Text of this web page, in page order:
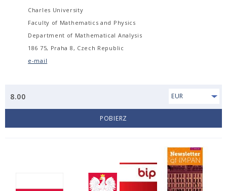
Charles University
Faculty of Mathematics and Physics
Department of Mathematical Analysis
186 75, Praha 8, Czech Republic
e-mail
8.00 EUR
POBIERZ